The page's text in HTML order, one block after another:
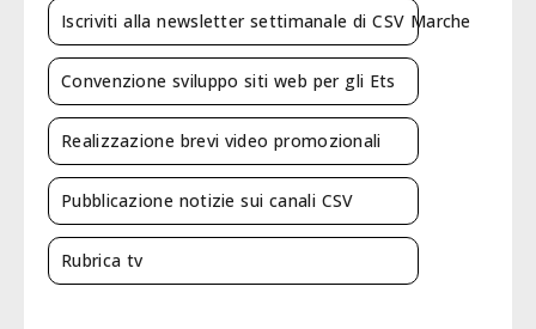
Iscriviti alla newsletter settimanale di CSV Marche
Convenzione sviluppo siti web per gli Ets
Realizzazione brevi video promozionali
Pubblicazione notizie sui canali CSV
Rubrica tv